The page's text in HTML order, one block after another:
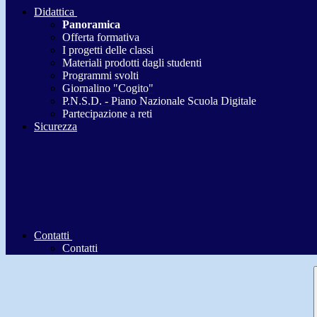
Didattica
Panoramica
Offerta formativa
I progetti delle classi
Materiali prodotti dagli studenti
Programmi svolti
Giornalino "Cogito"
P.N.S.D. - Piano Nazionale Scuola Digitale
Partecipazione a reti
Sicurezza
Contatti
Contatti